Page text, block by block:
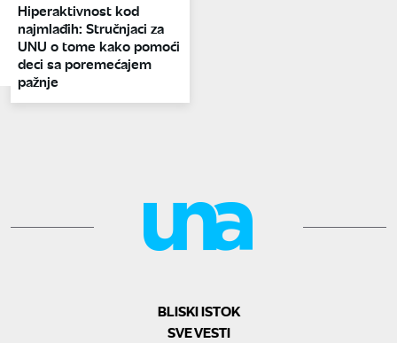
Hiperaktivnost kod
najmlađih: Stručnjaci za
UNU o tome kako pomoći
deci sa poremećajem
pažnje
BLISKI ISTOK
SVE VESTI